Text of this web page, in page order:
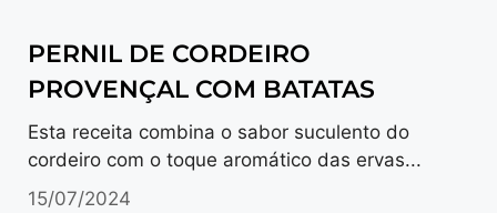
PERNIL DE CORDEIRO
PROVENÇAL COM BATATAS
Esta receita combina o sabor suculento do
cordeiro com o toque aromático das ervas...
15/07/2024